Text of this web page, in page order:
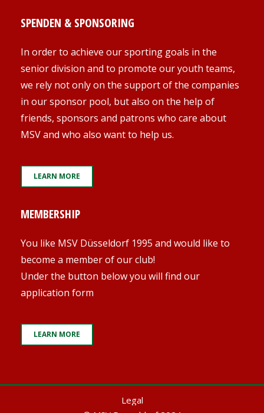
SPENDEN & SPONSORING
In order to achieve our sporting goals in the
senior division and to promote our youth teams,
we rely not only on the support of the companies
in our sponsor pool, but also on the help of
friends, sponsors and patrons who care about
MSV and who also want to help us.
LEARN MORE
MEMBERSHIP
You like MSV Düsseldorf 1995 and would like to
become a member of our club!
Under the button below you will find our
application form
LEARN MORE
Legal